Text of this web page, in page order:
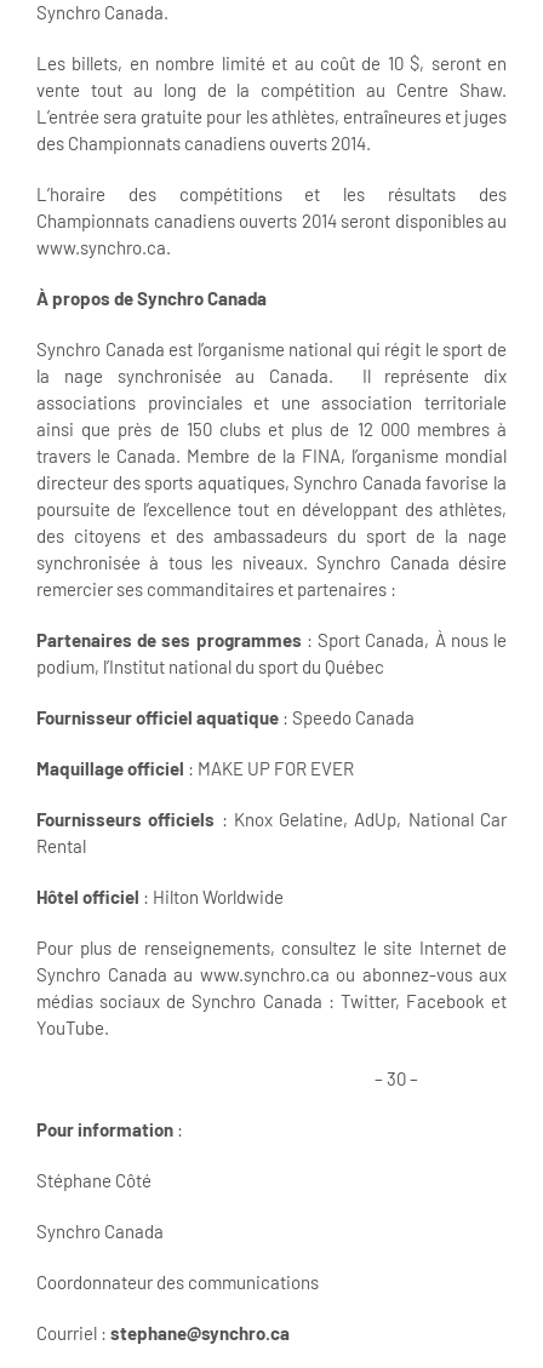
Synchro Canada.
Les billets, en nombre limité et au coût de 10 $, seront en
vente tout au long de la compétition au Centre Shaw.
L’entrée sera gratuite pour les athlètes, entraîneures et juges
des Championnats canadiens ouverts 2014.
L’horaire des compétitions et les résultats des
Championnats canadiens ouverts 2014 seront disponibles au
www.synchro.ca.
À propos de Synchro Canada
Synchro Canada est l’organisme national qui régit le sport de
la nage synchronisée au Canada. Il représente dix
associations provinciales et une association territoriale
ainsi que près de 150 clubs et plus de 12 000 membres à
travers le Canada. Membre de la FINA, l’organisme mondial
directeur des sports aquatiques, Synchro Canada favorise la
poursuite de l’excellence tout en développant des athlètes,
des citoyens et des ambassadeurs du sport de la nage
synchronisée à tous les niveaux. Synchro Canada désire
remercier ses commanditaires et partenaires :
Partenaires de ses programmes : Sport Canada, À nous le
podium, l’Institut national du sport du Québec
Fournisseur officiel aquatique : Speedo Canada
Maquillage officiel : MAKE UP FOR EVER
Fournisseurs officiels : Knox Gelatine, AdUp, National Car
Rental
Hôtel officiel : Hilton Worldwide
Pour plus de renseignements, consultez le site Internet de
Synchro Canada au www.synchro.ca ou abonnez-vous aux
médias sociaux de Synchro Canada : Twitter, Facebook et
YouTube.
– 30 –
Pour information :
Stéphane Côté
Synchro Canada
Coordonnateur des communications
Courriel : stephane@synchro.ca